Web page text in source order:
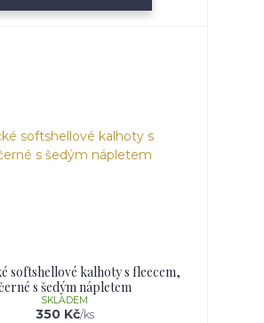
softshellové kalhoty s fleecem,
s šedým nápletem
350 Kč/ks
SKLADEM